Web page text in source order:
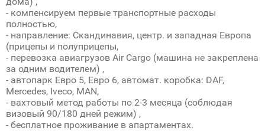
- компенсируем первые транспортные расходы
полностью,
- направление: Скандинавия, центр. и западная Европа
(прицепы и полуприцепы,
- перевозка авиагрузов Air Cargo (машина не закреплена
за одним водителем) ,
- автопарк Евро 5, Евро 6, автомат. коробка: DAF,
Mercedes, Iveco, MAN,
- вахтовый метод работы по 2-3 месяца (соблюдая
визовый 90/180 дней режим) ,
- бесплатное проживание в апартаментах.